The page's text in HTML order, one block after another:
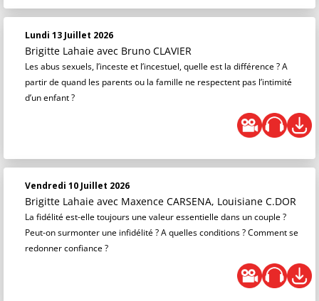
Lundi 13 Juillet 2026
Brigitte Lahaie avec Bruno CLAVIER
Les abus sexuels, l’inceste et l’incestuel, quelle est la différence ? A
partir de quand les parents ou la famille ne respectent pas l’intimité
d’un enfant ?
Vendredi 10 Juillet 2026
Brigitte Lahaie avec Maxence CARSENA, Louisiane C.DOR
La fidélité est-elle toujours une valeur essentielle dans un couple ?
Peut-on surmonter une infidélité ? A quelles conditions ? Comment se
redonner confiance ?